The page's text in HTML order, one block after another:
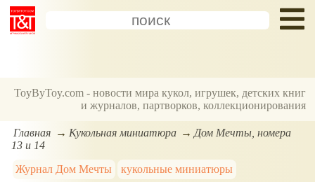
ToyByToy.com - новости мира кукол, игрушек, детских книг
и журналов, партворков, коллекционирования
Главная Кукольная миниатюра
Дом Мечты, номера
13 и 14
Журнал Дом Мечты
кукольные миниатюры